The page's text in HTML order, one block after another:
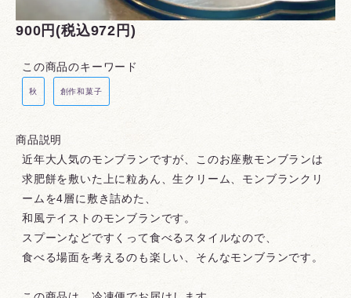
900円(税込972円)
この商品のキーワード
秋 創作和菓子
商品説明
近年大人気のモンブランですが、このお座敷モンブランは
求肥餅を敷いた上に粒あん、生クリーム、モンブランクリ
ームを4層に敷き詰めた、
和風テイストのモンブランです。
スプーンなどですくって食べるスタイルなので、
食べる場面を考えるのも楽しい、そんなモンブランです。